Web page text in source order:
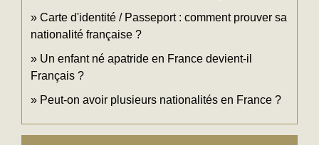
Carte d'identité / Passeport : comment prouver sa
nationalité française ?
Un enfant né apatride en France devient-il
Français ?
Peut-on avoir plusieurs nationalités en France ?